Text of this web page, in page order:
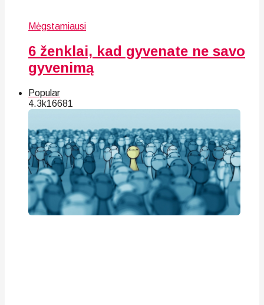
Mėgstamiausi
6 ženklai, kad gyvenate ne savo
gyvenimą
Popular
4.3k16681